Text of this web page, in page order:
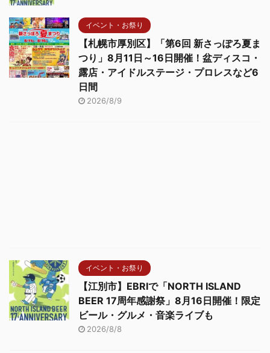
イベント・お祭り
【札幌市厚別区】「第6回 新さっぽろ夏ま
つり」8月11日～16日開催！盆ディスコ・
露店・アイドルステージ・プロレスなど6
日間
2026/8/9
イベント・お祭り
【江別市】EBRIで「NORTH ISLAND
BEER 17周年感謝祭」8月16日開催！限定
ビール・グルメ・音楽ライブも
2026/8/8